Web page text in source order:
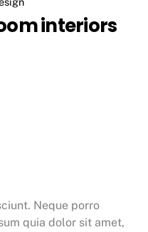
interiors
Neque porro
quia dolor sit amet,